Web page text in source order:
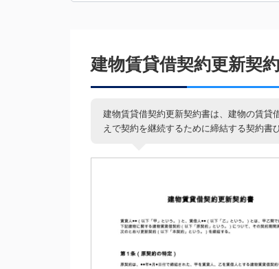
建物賃貸借契約更新契
建物賃貸借契約更新契約書は、建物の賃貸
えで契約を継続するために締結する契約書